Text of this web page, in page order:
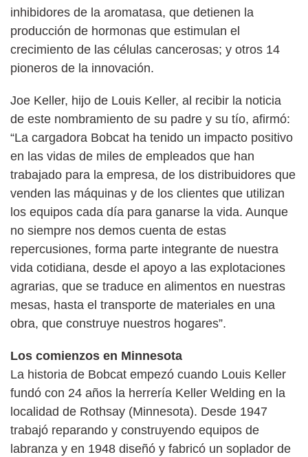
inhibidores de la aromatasa, que detienen la
producción de hormonas que estimulan el
crecimiento de las células cancerosas; y otros 14
pioneros de la innovación.
Joe Keller, hijo de Louis Keller, al recibir la noticia
de este nombramiento de su padre y su tío, afirmó:
“La cargadora Bobcat ha tenido un impacto positivo
en las vidas de miles de empleados que han
trabajado para la empresa, de los distribuidores que
venden las máquinas y de los clientes que utilizan
los equipos cada día para ganarse la vida. Aunque
no siempre nos demos cuenta de estas
repercusiones, forma parte integrante de nuestra
vida cotidiana, desde el apoyo a las explotaciones
agrarias, que se traduce en alimentos en nuestras
mesas, hasta el transporte de materiales en una
obra, que construye nuestros hogares”.
Los comienzos en Minnesota
La historia de Bobcat empezó cuando Louis Keller
fundó con 24 años la herrería Keller Welding en la
localidad de Rothsay (Minnesota). Desde 1947
trabajó reparando y construyendo equipos de
labranza y en 1948 diseñó y fabricó un soplador de